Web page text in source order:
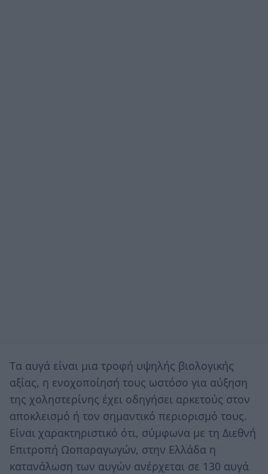
Tα αυγά είναι μια τροφή υψηλής βιολογικής
αξίας, η ενοχοποίησή τους ωστόσο για αύξηση
της χοληστερίνης έχει οδηγήσει αρκετούς στον
αποκλεισμό ή τον σημαντικό περιορισμό τους.
Είναι χαρακτηριστικό ότι, σύμφωνα με τη Διεθνή
Επιτροπή Ωοπαραγωγών, στην Ελλάδα η
κατανάλωση των αυγών ανέρχεται σε 130 αυγά